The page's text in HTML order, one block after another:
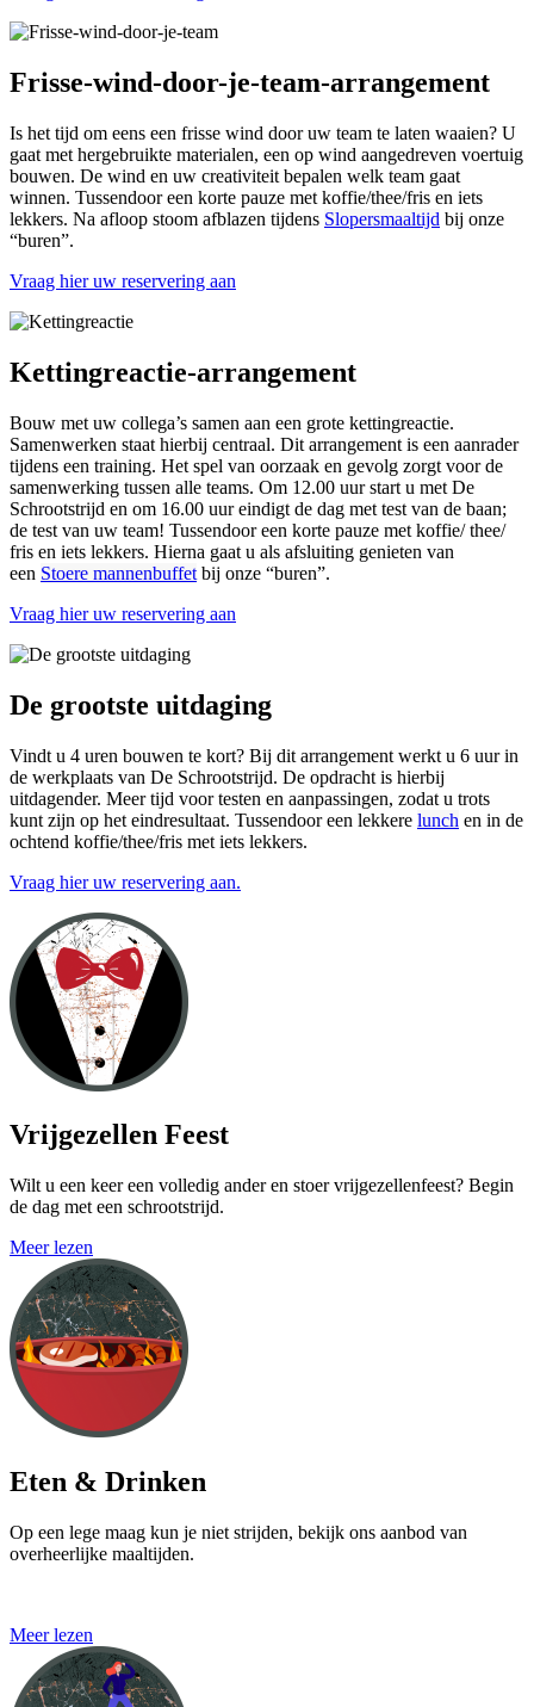
Frisse-wind-door-je-team-arrangement
Is het tijd om eens een frisse wind door uw team te laten waaien? U
gaat met hergebruikte materialen, een op wind aangedreven voertuig
bouwen. De wind en uw creativiteit bepalen welk team gaat
winnen. Tussendoor een korte pauze met koffie/thee/fris en iets
lekkers. Na afloop stoom afblazen tijdens Slopersmaaltijd bij onze
“buren”.
Vraag hier uw reservering aan
Kettingreactie-arrangement
Bouw met uw collega’s samen aan een grote kettingreactie.
Samenwerken staat hierbij centraal. Dit arrangement is een aanrader
tijdens een training. Het spel van oorzaak en gevolg zorgt voor de
samenwerking tussen alle teams. Om 12.00 uur start u met De
Schrootstrijd en om 16.00 uur eindigt de dag met test van de baan;
de test van uw team! Tussendoor een korte pauze met koffie/ thee/
fris en iets lekkers. Hierna gaat u als afsluiting genieten van
een Stoere mannenbuffet bij onze “buren”.
Vraag hier uw reservering aan
De grootste uitdaging
Vindt u 4 uren bouwen te kort? Bij dit arrangement werkt u 6 uur in
de werkplaats van De Schrootstrijd. De opdracht is hierbij
uitdagender. Meer tijd voor testen en aanpassingen, zodat u trots
kunt zijn op het eindresultaat. Tussendoor een lekkere lunch en in de
ochtend koffie/thee/fris met iets lekkers.
Vraag hier uw reservering aan.
Vrijgezellen Feest
Wilt u een keer een volledig ander en stoer vrijgezellenfeest? Begin
de dag met een schrootstrijd.
Meer lezen
Eten & Drinken
Op een lege maag kun je niet strijden, bekijk ons aanbod van
overheerlijke maaltijden.
Meer lezen